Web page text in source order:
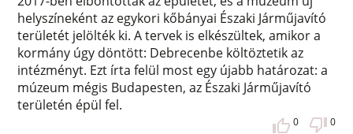
helyszíneként az egykori kőbányai Északi Járműjavító
területét jelölték ki. A tervek is elkészültek, amikor a
kormány úgy döntött: Debrecenbe költöztetik az
intézményt. Ezt írta felül most egy újabb határozat: a
múzeum mégis Budapesten, az Északi Járműjavító
területén épül fel.
0 0